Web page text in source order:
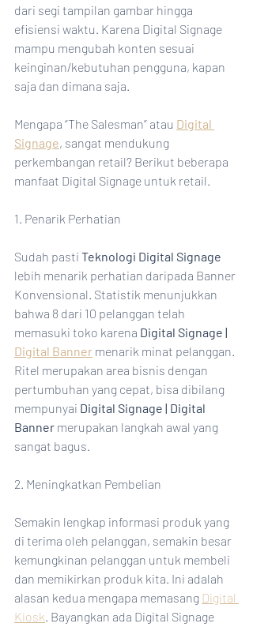
dari segi tampilan gambar hingga
efisiensi waktu. Karena Digital Signage
mampu mengubah konten sesuai
keinginan/kebutuhan pengguna, kapan
saja dan dimana saja.
Mengapa “The Salesman” atau Digital
Signage, sangat mendukung
perkembangan retail? Berikut beberapa
manfaat Digital Signage untuk retail.
1. Penarik Perhatian
Sudah pasti Teknologi Digital Signage
lebih menarik perhatian daripada Banner
Konvensional. Statistik menunjukkan
bahwa 8 dari 10 pelanggan telah
memasuki toko karena Digital Signage |
Digital Banner menarik minat pelanggan.
Ritel merupakan area bisnis dengan
pertumbuhan yang cepat, bisa dibilang
mempunyai Digital Signage | Digital
Banner merupakan langkah awal yang
sangat bagus.
2. Meningkatkan Pembelian
Semakin lengkap informasi produk yang
di terima oleh pelanggan, semakin besar
kemungkinan pelanggan untuk membeli
dan memikirkan produk kita. Ini adalah
alasan kedua mengapa memasang Digital
Kiosk. Bayangkan ada Digital Signage